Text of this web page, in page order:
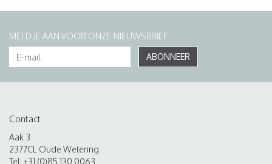
MELD JE AAN VOOR ONZE NIEUWSBRIEF
ABONNEER
Contact
Aak 3
2377CL Oude Wetering
Tel: +31 (0)85 130 0063